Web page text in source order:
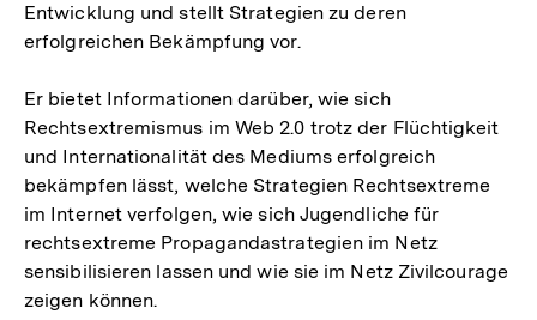
Entwicklung und stellt Strategien zu deren
erfolgreichen Bekämpfung vor.
Er bietet Informationen darüber, wie sich
Rechtsextremismus im Web 2.0 trotz der Flüchtigkeit
und Internationalität des Mediums erfolgreich
bekämpfen lässt, welche Strategien Rechtsextreme
im Internet verfolgen, wie sich Jugendliche für
rechtsextreme Propagandastrategien im Netz
sensibilisieren lassen und wie sie im Netz Zivilcourage
zeigen können.